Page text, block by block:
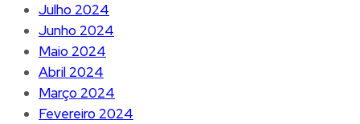
Julho 2024
Junho 2024
Maio 2024
Abril 2024
Março 2024
Fevereiro 2024